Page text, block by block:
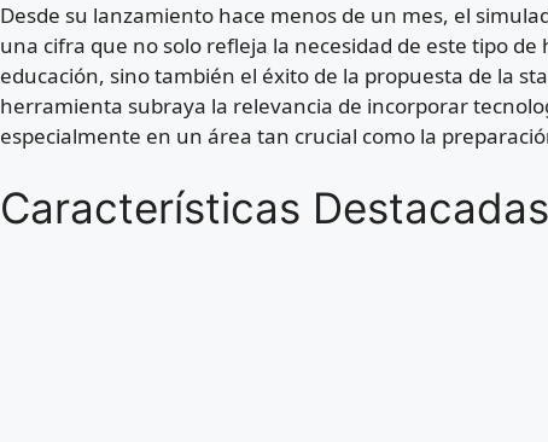
Desde su lanzamiento hace menos de un mes, el
una cifra que no solo refleja la necesidad de este tipo
educación, sino también el éxito de la propuesta de la
herramienta subraya la relevancia de incorporar
especialmente en un área tan crucial como la
Características